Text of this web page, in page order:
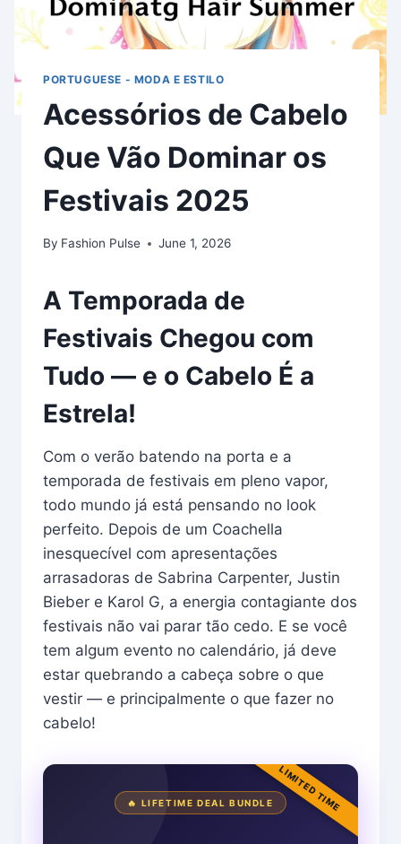
PORTUGUESE - MODA E ESTILO
Acessórios de Cabelo
Que Vão Dominar os
Festivais 2025
By Fashion Pulse June 1, 2026
A Temporada de
Festivais Chegou com
Tudo — e o Cabelo É a
Estrela!
Com o verão batendo na porta e a
temporada de festivais em pleno vapor,
todo mundo já está pensando no look
perfeito. Depois de um Coachella
inesquecível com apresentações
arrasadoras de Sabrina Carpenter, Justin
Bieber e Karol G, a energia contagiante dos
festivais não vai parar tão cedo. E se você
tem algum evento no calendário, já deve
estar quebrando a cabeça sobre o que
vestir — e principalmente o que fazer no
cabelo!
LIMITED TIME
🔥 LIFETIME DEAL BUNDLE